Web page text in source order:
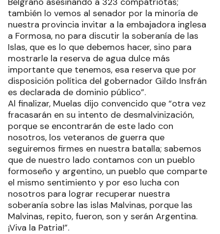
también lo vemos al senador por la minoría de
nuestra provincia invitar a la embajadora inglesa
a Formosa, no para discutir la soberanía de las
Islas, que es lo que debemos hacer, sino para
mostrarle la reserva de agua dulce más
importante que tenemos, esa reserva que por
disposición política del gobernador Gildo Insfrán
es declarada de dominio público”.
Al finalizar, Muelas dijo convencido que “otra vez
fracasarán en su intento de desmalvinización,
porque se encontrarán de este lado con
nosotros, los veteranos de guerra que
seguiremos firmes en nuestra batalla; sabemos
que de nuestro lado contamos con un pueblo
formoseño y argentino, un pueblo que comparte
el mismo sentimiento y por eso lucha con
nosotros para lograr recuperar nuestra
soberanía sobre las islas Malvinas, porque las
Malvinas, repito, fueron, son y serán Argentina.
¡Viva la Patria!”.